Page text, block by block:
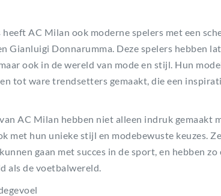
heeft AC Milan ook moderne spelers met een
Gianluigi Donnarumma. Deze spelers hebben
ook in de wereld van mode en stijl. Hun
tot ware trendsetters gemaakt, die een
AC Milan hebben niet alleen indruk gemaakt
met hun unieke stijl en modebewuste keuzes.
gaan met succes in de sport, en hebben
als de voetbalwereld.